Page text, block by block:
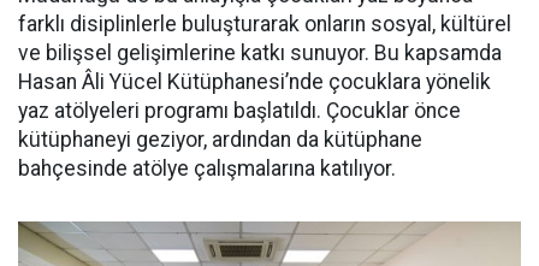
farklı disiplinlerle buluşturarak onların sosyal, kültürel
ve bilişsel gelişimlerine katkı sunuyor. Bu kapsamda
Hasan Âli Yücel Kütüphanesi’nde çocuklara yönelik
yaz atölyeleri programı başlatıldı. Çocuklar önce
kütüphaneyi geziyor, ardından da kütüphane
bahçesinde atölye çalışmalarına katılıyor.